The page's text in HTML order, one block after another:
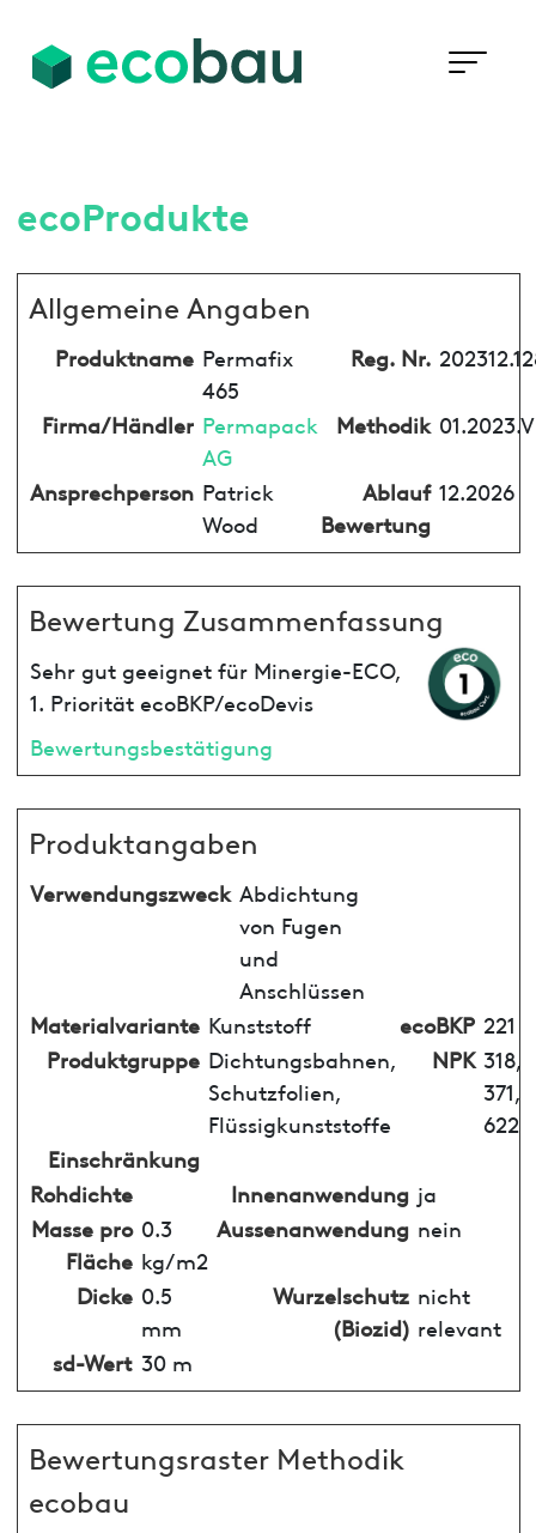
ecoProdukte
Allgemeine Angaben
Produktname Permafix
465
Reg. Nr.
Firma/Händler Permapack
AG
Methodik
Ansprechperson Patrick
Wood
Ablauf
Bewertung
12.2026
Bewertung Zusammenfassung
Sehr gut geeignet für Minergie-ECO,
1. Priorität ecoBKP/ecoDevis
Bewertungsbestätigung
Produktangaben
Verwendungszweck Abdichtung
von Fugen
und
Anschlüssen
Materialvariante Kunststoff ecoBKP 221
Produktgruppe Dichtungsbahnen,
Schutzfolien,
Flüssigkunststoffe
NPK 318,
371,
622
Einschränkung
Rohdichte
Innenanwendung ja
Masse pro
Fläche
0.3
kg/m2
Aussenanwendung nein
Dicke 0.5
mm
Wurzelschutz
(Biozid)
nicht
relevant
sd-Wert 30 m
Bewertungsraster Methodik
ecobau